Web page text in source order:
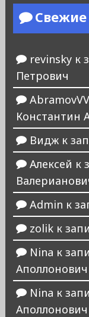
revinskyк
Петрович
AbramovVV
Константин
Виджк
Алексей к
Admin к
zolikк
Nina к
Аполлонович
Nina к
Аполлонович